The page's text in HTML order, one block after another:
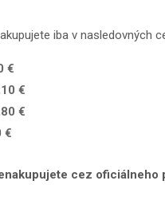
iba v nasledovných
€
€
€
€
cez